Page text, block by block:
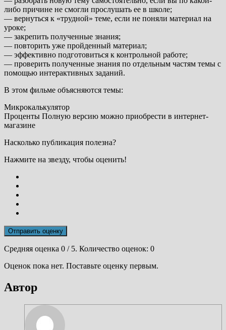
либо причине не смогли прослушать ее в школе;
— вернуться к «трудной» теме, если не поняли материал на
уроке;
— закрепить полученные знания;
— повторить уже пройденный материал;
— эффективно подготовиться к контрольной работе;
— проверить полученные знания по отдельным частям темы с
помощью интерактивных заданий.
В этом фильме объясняются темы:
Микрокалькулятор
Проценты Полную версию можно приобрести в интернет-
магазине
Насколько публикация полезна?
Нажмите на звезду, чтобы оценить!
Отправить оценку
Средняя оценка 0 / 5. Количество оценок: 0
Оценок пока нет. Поставьте оценку первым.
Автор